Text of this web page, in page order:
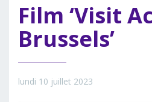
Film ‘Visit
Brussels’
lundi 10 juillet 2023
les
categories